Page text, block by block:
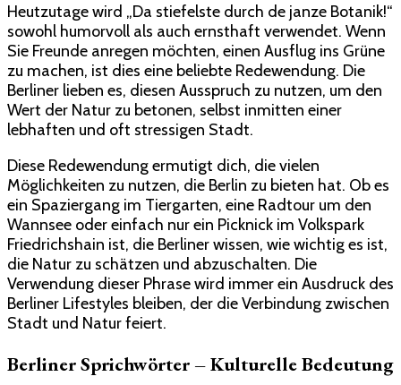
Heutzutage wird „Da stiefelste durch de janze Botanik!“
sowohl humorvoll als auch ernsthaft verwendet. Wenn
Sie Freunde anregen möchten, einen Ausflug ins Grüne
zu machen, ist dies eine beliebte Redewendung. Die
Berliner lieben es, diesen Ausspruch zu nutzen, um den
Wert der Natur zu betonen, selbst inmitten einer
lebhaften und oft stressigen Stadt.
Diese Redewendung ermutigt dich, die vielen
Möglichkeiten zu nutzen, die Berlin zu bieten hat. Ob es
ein Spaziergang im Tiergarten, eine Radtour um den
Wannsee oder einfach nur ein Picknick im Volkspark
Friedrichshain ist, die Berliner wissen, wie wichtig es ist,
die Natur zu schätzen und abzuschalten. Die
Verwendung dieser Phrase wird immer ein Ausdruck des
Berliner Lifestyles bleiben, der die Verbindung zwischen
Stadt und Natur feiert.
Berliner Sprichwörter – Kulturelle Bedeutung